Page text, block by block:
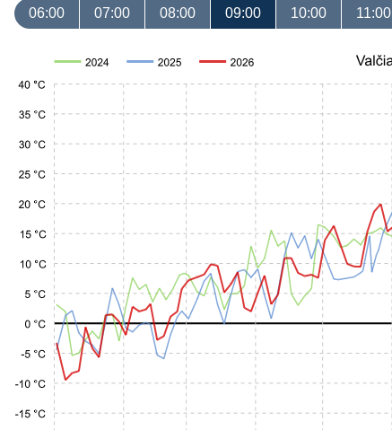
06:00 07:00 08:00 09:00 10:00 11:00